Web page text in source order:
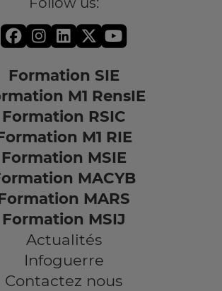
Formation SIE
M1 RensIE
Formation RSIC
M1 RIE
Formation MSIE
MACYB
MARS
Formation MSIJ
Actualités
Infoguerre
Contactez nous